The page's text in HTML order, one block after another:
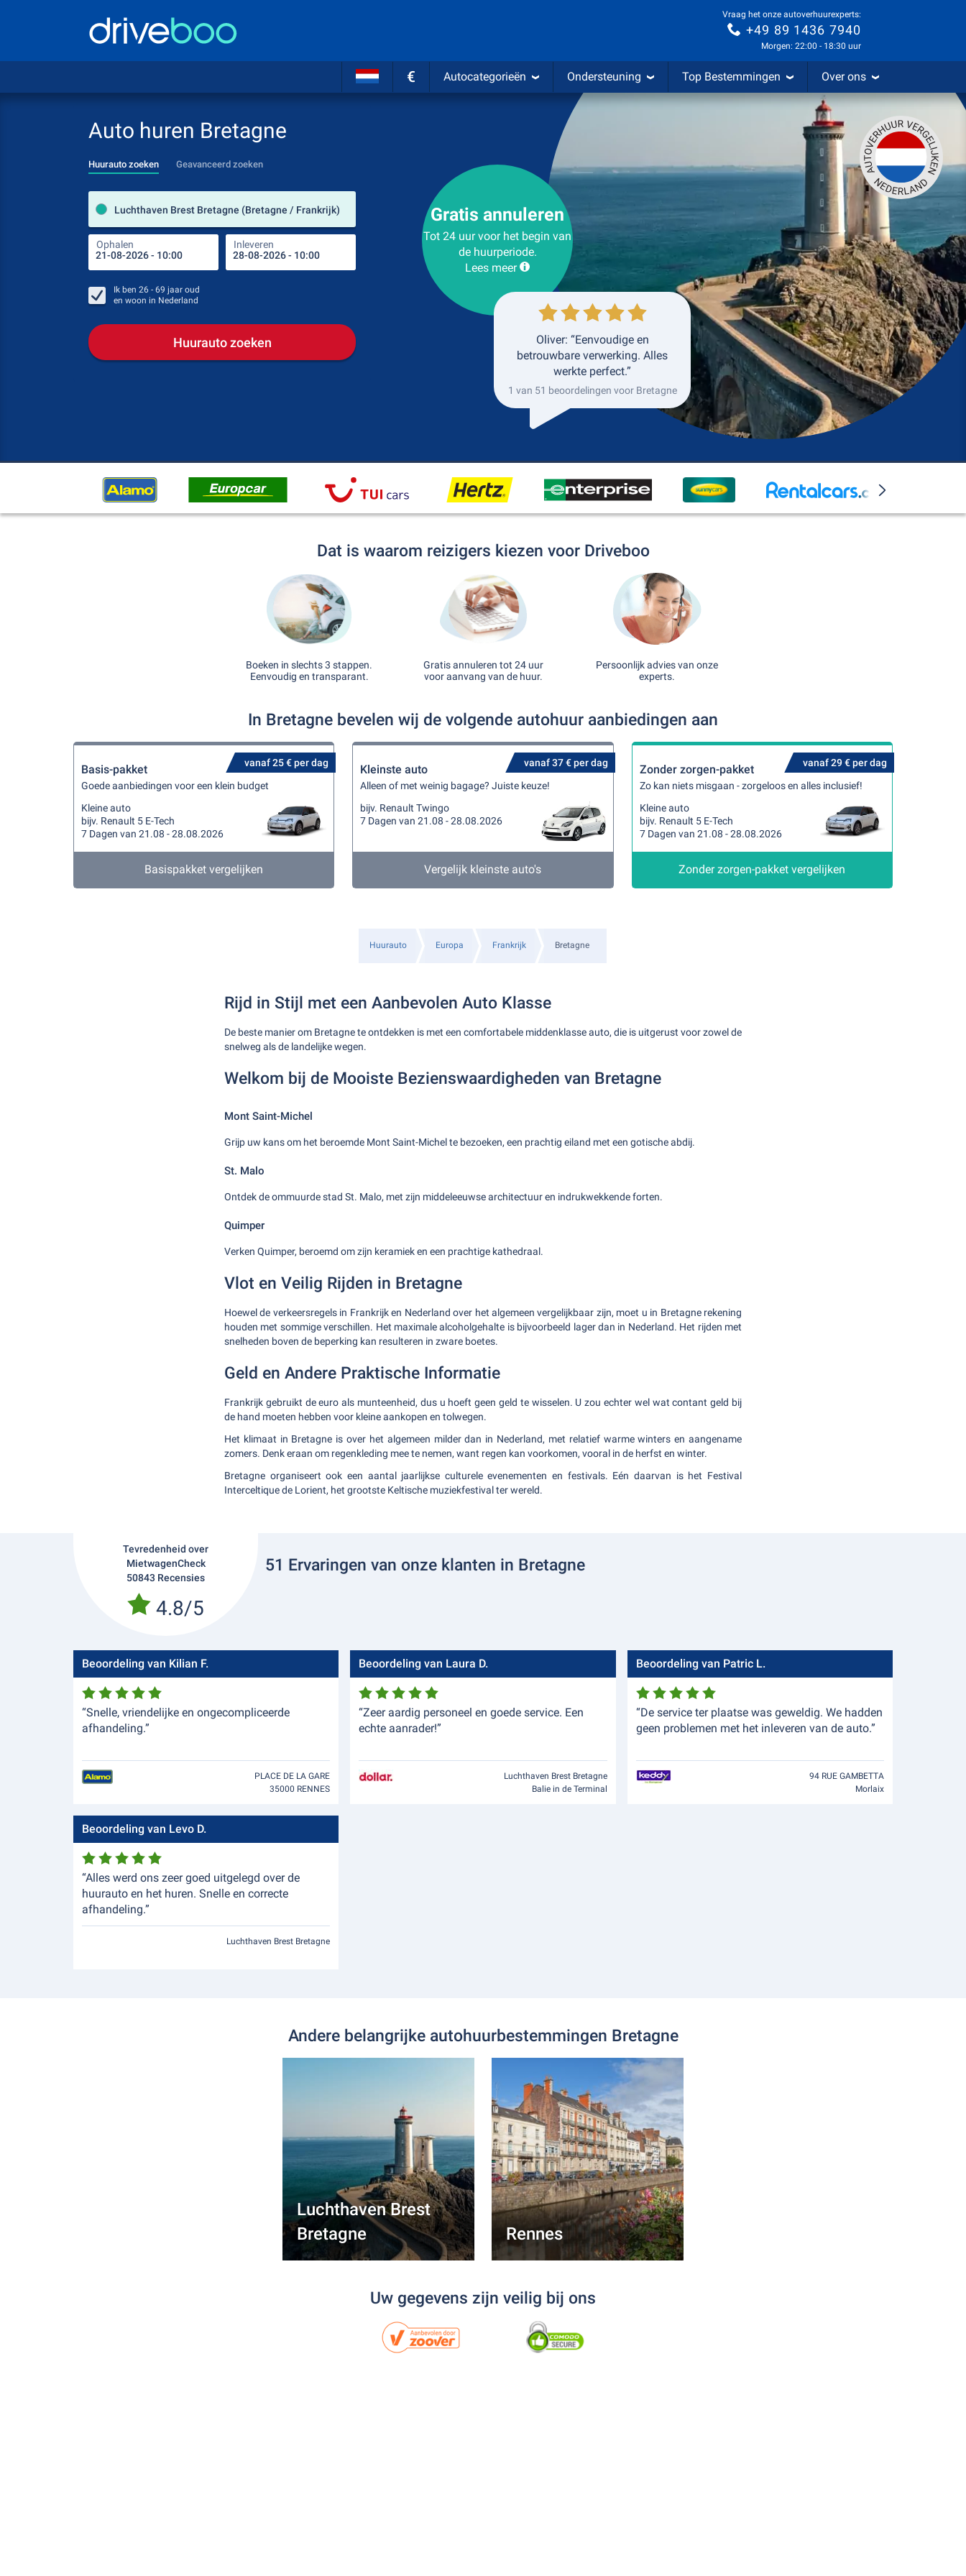
Vraag het onze autoverhuurexperts:
+49 89 1436 7940
Morgen: 22:00 - 18:30 uur
€ Autocategorieën Ondersteuning Top Bestemmingen Over ons
Auto huren Bretagne
Huurauto zoeken Geavanceerd zoeken
Luchthaven Brest Bretagne (Bretagne / Frankrijk)
Ophalen Inleveren Plaats voor teruggave
Ik ben 26 - 69 jaar oud
en woon in Nederland
Huurauto zoeken
Gratis annuleren
Tot 24 uur voor het begin van
de huurperiode.
Lees meer
Oliver: “Eenvoudige en
betrouwbare verwerking. Alles
werkte perfect.”
1 van 51 beoordelingen voor Bretagne
Dat is waarom reizigers kiezen voor Driveboo
Boeken in slechts 3 stappen.
Eenvoudig en transparant.
Gratis annuleren tot 24 uur
voor aanvang van de huur.
Persoonlijk advies van onze
experts.
In Bretagne bevelen wij de volgende autohuur aanbiedingen aan
vanaf 25 € per dag
Basis-pakket
Goede aanbiedingen voor een klein budget
Kleine auto
bijv. Renault 5 E-Tech
7 Dagen van 21.08 - 28.08.2026
Basispakket vergelijken
vanaf 37 € per dag
Kleinste auto
Alleen of met weinig bagage? Juiste keuze!
bijv. Renault Twingo
7 Dagen van 21.08 - 28.08.2026
Vergelijk kleinste auto's
vanaf 29 € per dag
Zonder zorgen-pakket
Zo kan niets misgaan - zorgeloos en alles inclusief!
Kleine auto
bijv. Renault 5 E-Tech
7 Dagen van 21.08 - 28.08.2026
Zonder zorgen-pakket vergelijken
Huurauto Europa Frankrijk Bretagne
Rijd in Stijl met een Aanbevolen Auto Klasse
De beste manier om Bretagne te ontdekken is met een comfortabele middenklasse auto, die is uitgerust voor zowel de
snelweg als de landelijke wegen.
Welkom bij de Mooiste Bezienswaardigheden van Bretagne
Mont Saint-Michel
Grijp uw kans om het beroemde Mont Saint-Michel te bezoeken, een prachtig eiland met een gotische abdij.
St. Malo
Ontdek de ommuurde stad St. Malo, met zijn middeleeuwse architectuur en indrukwekkende forten.
Quimper
Verken Quimper, beroemd om zijn keramiek en een prachtige kathedraal.
Vlot en Veilig Rijden in Bretagne
Hoewel de verkeersregels in Frankrijk en Nederland over het algemeen vergelijkbaar zijn, moet u in Bretagne rekening
houden met sommige verschillen. Het maximale alcoholgehalte is bijvoorbeeld lager dan in Nederland. Het rijden met
snelheden boven de beperking kan resulteren in zware boetes.
Geld en Andere Praktische Informatie
Frankrijk gebruikt de euro als munteenheid, dus u hoeft geen geld te wisselen. U zou echter wel wat contant geld bij
de hand moeten hebben voor kleine aankopen en tolwegen.
Het klimaat in Bretagne is over het algemeen milder dan in Nederland, met relatief warme winters en aangename
zomers. Denk eraan om regenkleding mee te nemen, want regen kan voorkomen, vooral in de herfst en winter.
Bretagne organiseert ook een aantal jaarlijkse culturele evenementen en festivals. Eén daarvan is het Festival
Interceltique de Lorient, het grootste Keltische muziekfestival ter wereld.
Tevredenheid over
MietwagenCheck
50843 Recensies
4.8/5
51 Ervaringen van onze klanten in Bretagne
Beoordeling van Kilian F.
“Snelle, vriendelijke en ongecompliceerde
afhandeling.”
PLACE DE LA GARE
35000 RENNES
Beoordeling van Laura D.
“Zeer aardig personeel en goede service. Een
echte aanrader!”
Luchthaven Brest Bretagne
Balie in de Terminal
Beoordeling van Patric L.
“De service ter plaatse was geweldig. We hadden
geen problemen met het inleveren van de auto.”
94 RUE GAMBETTA
Morlaix
Beoordeling van Levo D.
“Alles werd ons zeer goed uitgelegd over de
huurauto en het huren. Snelle en correcte
afhandeling.”
Luchthaven Brest Bretagne
Andere belangrijke autohuurbestemmingen Bretagne
Luchthaven Brest
Bretagne
Rennes
Uw gegevens zijn veilig bij ons